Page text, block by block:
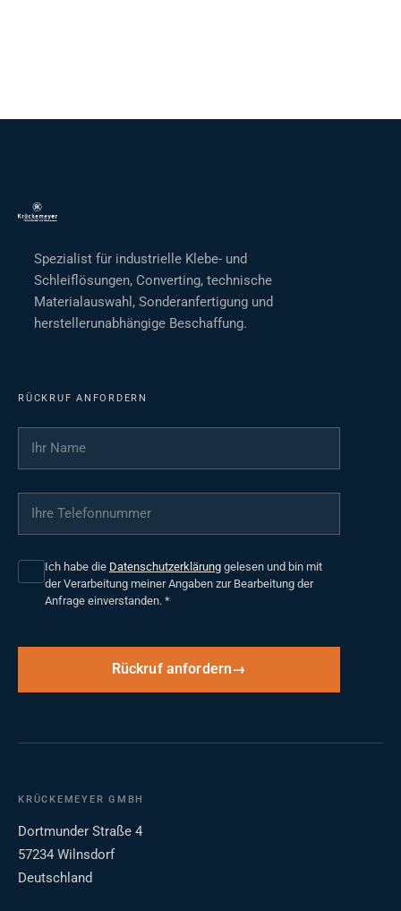
Spezialist für industrielle Klebe- und
Schleiflösungen, Converting, technische
Materialauswahl, Sonderanfertigung und
herstellerunabhängige Beschaffung.
RÜCKRUF ANFORDERN
Ihr Name
Ihre Telefonnummer
Ich habe die Datenschutzerklärung gelesen und bin mit
der Verarbeitung meiner Angaben zur Bearbeitung der
Anfrage einverstanden. *
Rückruf anfordern
KRÜCKEMEYER GMBH
Dortmunder Straße 4
57234 Wilnsdorf
Deutschland